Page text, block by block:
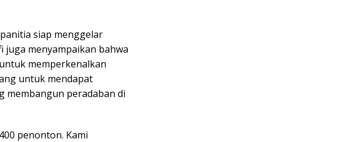
siap menggelar
juga menyampaikan bahwa
memperkenalkan
untuk mendapat
membangun peradaban di
penonton. Kami